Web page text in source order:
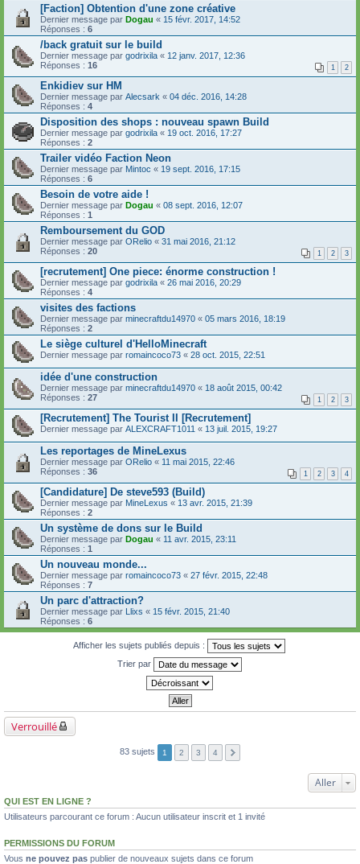
[Faction] Obtention d'une zone créative
Dernier message par Dogau « 15 févr. 2017, 14:52
Réponses : 6
/back gratuit sur le build
Dernier message par godrixila « 12 janv. 2017, 12:36
Réponses : 16 1 2
Enkidiev sur HM
Dernier message par Alecsark « 04 déc. 2016, 14:28
Réponses : 4
Disposition des shops : nouveau spawn Build
Dernier message par godrixila « 19 oct. 2016, 17:27
Réponses : 2
Trailer vidéo Faction Neon
Dernier message par Mintoc « 19 sept. 2016, 17:15
Réponses : 6
Besoin de votre aide !
Dernier message par Dogau « 08 sept. 2016, 12:07
Réponses : 1
Remboursement du GOD
Dernier message par ORelio « 31 mai 2016, 21:12
Réponses : 20 1 2 3
[recrutement] One piece: énorme construction !
Dernier message par godrixila « 26 mai 2016, 20:29
Réponses : 4
visites des factions
Dernier message par minecraftdu14970 « 05 mars 2016, 18:19
Réponses : 2
Le siège culturel d'HelloMinecraft
Dernier message par romaincoco73 « 28 oct. 2015, 22:51
idée d'une construction
Dernier message par minecraftdu14970 « 18 août 2015, 00:42
Réponses : 27 1 2 3
[Recrutement] The Tourist II [Recrutement]
Dernier message par ALEXCRAFT1011 « 13 juil. 2015, 19:27
Les reportages de MineLexus
Dernier message par ORelio « 11 mai 2015, 22:46
Réponses : 36 1 2 3 4
[Candidature] De steve593 (Build)
Dernier message par MineLexus « 13 avr. 2015, 21:39
Réponses : 2
Un système de dons sur le Build
Dernier message par Dogau « 11 avr. 2015, 23:11
Réponses : 1
Un nouveau monde...
Dernier message par romaincoco73 « 27 févr. 2015, 22:48
Réponses : 7
Un parc d'attraction?
Dernier message par Llixs « 15 févr. 2015, 21:40
Réponses : 6
Afficher les sujets publiés depuis :
Trier par
Verrouillé
83 sujets 1 2 3 4
Aller
QUI EST EN LIGNE ?
Utilisateurs parcourant ce forum : Aucun utilisateur inscrit et 1 invité
PERMISSIONS DU FORUM
Vous ne pouvez pas publier de nouveaux sujets dans ce forum